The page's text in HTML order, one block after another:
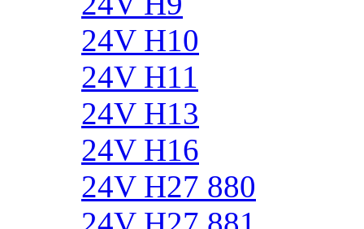
24V H10
24V H11
24V H13
24V H16
24V H27 880